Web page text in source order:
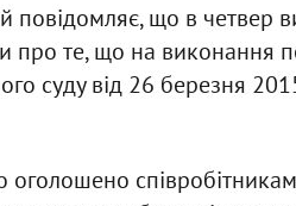
повідомляє, що в четвер
про те, що на виконання
суду від 26 березня
оголошено